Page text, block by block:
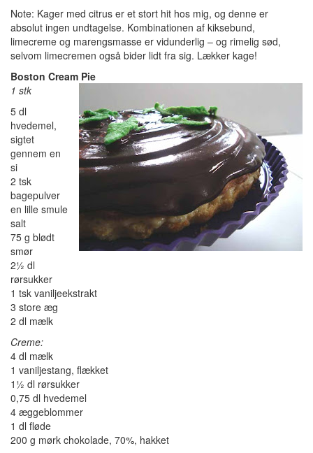
Note: Kager med citrus er et stort hit hos mig, og denne er
absolut ingen undtagelse. Kombinationen af kiksebund,
limecreme og marengsmasse er vidunderlig – og rimelig sød,
selvom limecremen også bider lidt fra sig. Lækker kage!
Boston Cream Pie
1 stk
5 dl
hvedemel,
sigtet
gennem en
si
2 tsk
bagepulver
en lille smule
salt
75 g blødt
smør
2½ dl
rørsukker
1 tsk vaniljeekstrakt
3 store æg
2 dl mælk
Creme:
4 dl mælk
1 vaniljestang, flækket
1½ dl rørsukker
0,75 dl hvedemel
4 æggeblommer
1 dl fløde
200 g mørk chokolade, 70%, hakket